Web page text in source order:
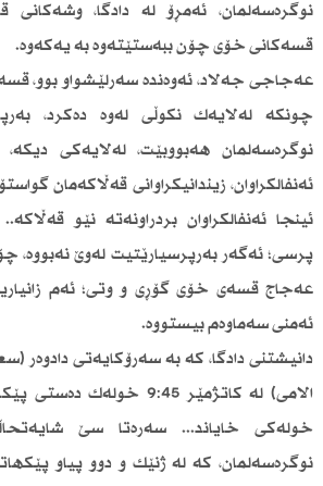
نوگرەسەلمان، ئەمڕۆ لە دادگا، وشەکانی
قسەکانی خۆی چۆن ببەستێتەوە بە یەكەوە.
عەجاجی جەلاد، ئەوەندە سەرلێشواو بوو،
چونکە لەلایەك نکوڵی لەوە دەکرد،
نوگرەسەلمان هەبووبێت، لەلایەکی
ئەنفالکراوان، زیندانیکراوانی قەڵاکەمان
ئینجا ئەنفالکراوان بردراونەتە نێو
پرسی؛ ئەگەر بەرپرسیارێتیت لەوێ نەبووە،
عەجاج قسەی خۆی گۆڕی و وتی؛ ئەم
ئەمنی سەماوەم بیستووە.
دانیشتنی دادگا، کە بە سەرۆکایەتی
خولەکی خایاند... سەرەتا سێ
نوگرەسەلمان، کە لە ژنێك و دوو پیاو